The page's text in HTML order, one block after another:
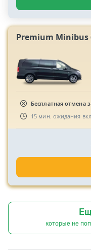
Premium Minibus
Бесплатная отмена
15 мин. ожидания
которые не